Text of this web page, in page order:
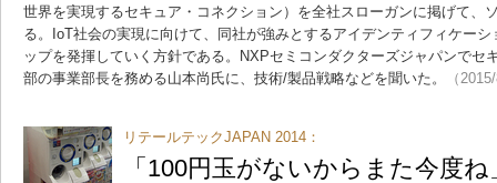
世界を実現するセキュア・コネクション）を全社スローガンに掲げて、
る。IoT社会の実現に向けて、同社が強みとするアイデンティフィケー
ップを発揮していく方針である。NXPセミコンダクターズジャパンでセ
部の事業部長を務める山本尚氏に、技術/製品戦略などを聞いた。
（
リテールテックJAPAN 2014：
「100円玉がないからまた今度